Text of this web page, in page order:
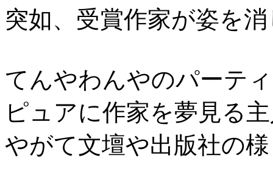
突如、受賞作家が姿を
てんやわんやのパーテ
ピュアに作家を夢見る
やがて文壇や出版社の